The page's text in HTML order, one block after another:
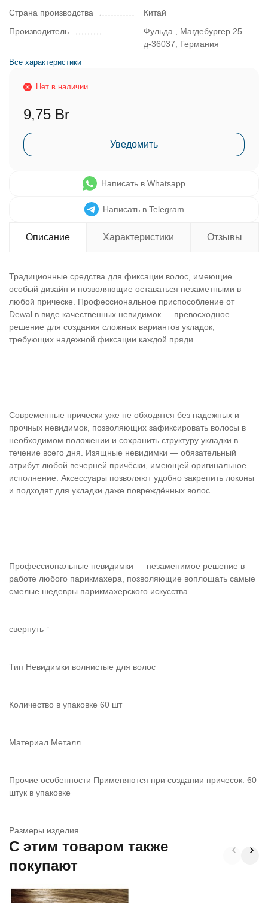
Страна производства
Китай
Производитель
Фульда , Магдебургер 25
д-36037, Германия
Все характеристики
Нет в наличии
9,75 Br
Уведомить
Написать в Whatsapp
Написать в Telegram
Описание Характеристики Отзывы
Традиционные средства для фиксации волос, имеющие
особый дизайн и позволяющие оставаться незаметными в
любой прическе. Профессиональное приспособление от
Dewal в виде качественных невидимок — превосходное
решение для создания сложных вариантов укладок,
требующих надежной фиксации каждой пряди.
Современные прически уже не обходятся без надежных и
прочных невидимок, позволяющих зафиксировать волосы в
необходимом положении и сохранить структуру укладки в
течение всего дня. Изящные невидимки — обязательный
атрибут любой вечерней причёски, имеющей оригинальное
исполнение. Аксессуары позволяют удобно закрепить локоны
и подходят для укладки даже повреждённых волос.
Профессиональные невидимки — незаменимое решение в
работе любого парикмахера, позволяющие воплощать самые
смелые шедевры парикмахерского искусства.
свернуть ↑
Тип Невидимки волнистые для волос
Количество в упаковке 60 шт
Материал Металл
Прочие особенности Применяются при создании причесок. 60
штук в упаковке
Размеры изделия
C этим товаром также
покупают